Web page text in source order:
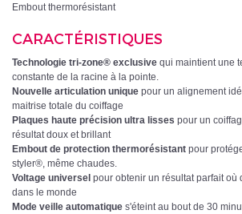
Embout thermorésistant
CARACTÉRISTIQUES
Technologie tri-zone® exclusive qui maintient une
constante de la racine à la pointe.
Nouvelle articulation unique pour un alignement
maitrise totale du coiffage
Plaques haute précision ultra lisses pour un
résultat doux et brillant
Embout de protection thermorésistant pour
styler®, même chaudes.
Voltage universel pour obtenir un résultat parfait où
dans le monde
Mode veille automatique s'éteint au bout de 30